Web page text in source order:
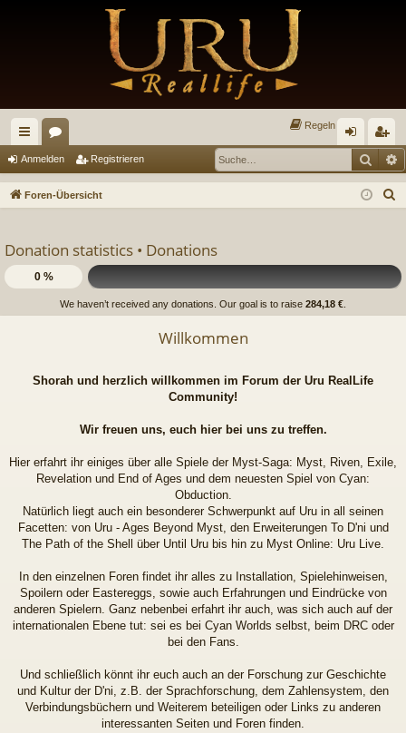
ch
ne
riff
or
en
Regeln
m
n
eg
ist
n
Anmelden Registrieren
Foren-Übersicht
e
Donation statistics • Donations
0 %
We haven’t received any donations. Our goal is to raise 284,18 €
Willkommen
Shorah und herzlich willkommen im Forum der Uru RealLife
Community!
Wir freuen uns, euch hier bei uns zu treffen.
Hier erfahrt ihr einiges über alle Spiele der Myst-Saga: Myst, Riven, Exile,
Revelation und End of Ages und dem neuesten Spiel von Cyan:
Obduction.
Natürlich liegt auch ein besonderer Schwerpunkt auf Uru in all seinen
Facetten: von Uru - Ages Beyond Myst, den Erweiterungen To D'ni und
The Path of the Shell über Until Uru bis hin zu Myst Online: Uru Live.
In den einzelnen Foren findet ihr alles zu Installation, Spielehinweisen,
Spoilern oder Eastereggs, sowie auch Erfahrungen und Eindrücke von
anderen Spielern. Ganz nebenbei erfahrt ihr auch, was sich auch auf der
internationalen Ebene tut: sei es bei Cyan Worlds selbst, beim DRC oder
bei den Fans.
Und schließlich könnt ihr euch auch an der Forschung zur Geschichte
und Kultur der D'ni, z.B. der Sprachforschung, dem Zahlensystem, den
Verbindungsbüchern und Weiterem beteiligen oder Links zu anderen
interessanten Seiten und Foren finden.